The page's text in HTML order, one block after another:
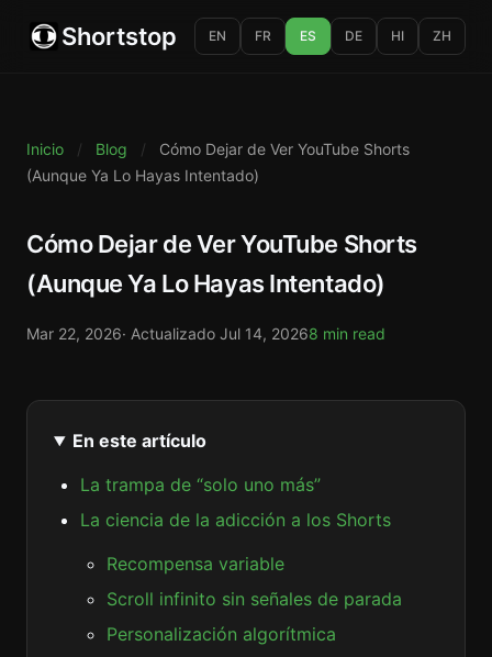
Shortstop EN FR ES DE HI ZH
Inicio / Blog /
Cómo Dejar de Ver YouTube Shorts
(Aunque Ya Lo Hayas Intentado)
Cómo Dejar de Ver YouTube Shorts
(Aunque Ya Lo Hayas Intentado)
Mar 22, 2026· Actualizado Jul 14, 20268 min read
En este artículo
La trampa de “solo uno más”
La ciencia de la adicción a los Shorts
Recompensa variable
Scroll infinito sin señales de parada
Personalización algorítmica